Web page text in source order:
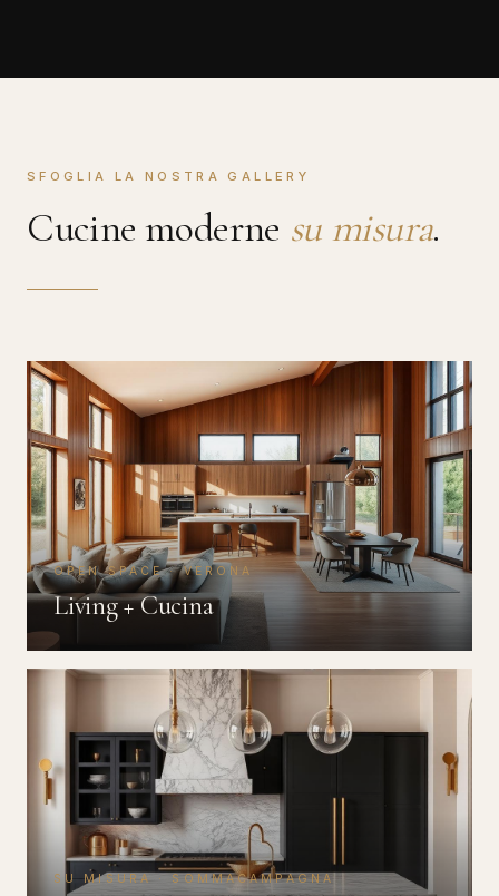
SFOGLIA LA NOSTRA GALLERY
Cucine moderne su misura.
OPEN SPACE · VERONA
Living + Cucina
SU MISURA · SOMMACAMPAGNA